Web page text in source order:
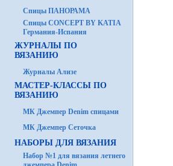
Спицы ПАНОРАМА
Спицы CONCEPT BY KATIA
Германия-Испания
ЖУРНАЛЫ ПО
ВЯЗАНИЮ
Журналы Ализе
МАСТЕР-КЛАССЫ ПО
ВЯЗАНИЮ
МК Джемпер Denim спицами
МК Джемпер Сеточка
НАБОРЫ ДЛЯ ВЯЗАНИЯ
Набор №1 для вязания летнего